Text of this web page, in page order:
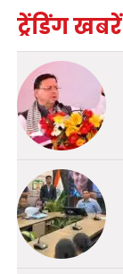
ट्रेंडिंग खबरें